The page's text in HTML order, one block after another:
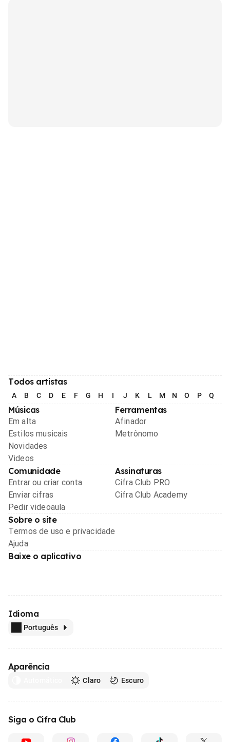
Todos artistas
A B C D E F G H I J K L M N O P Q
Músicas
Em alta
Estilos musicais
Novidades
Videos
Ferramentas
Afinador
Metrônomo
Comunidade
Entrar ou criar conta
Enviar cifras
Pedir videoaula
Assinaturas
Cifra Club PRO
Cifra Club Academy
Sobre o site
Termos de uso e privacidade
Ajuda
Baixe o aplicativo
Idioma
Português
Aparência
Claro Escuro
Siga o Cifra Club